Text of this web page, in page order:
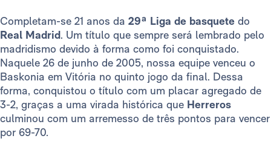
Completam-se 21 anos da 29ª Liga de basquete do
Real Madrid. Um título que sempre será lembrado pelo
madridismo devido à forma como foi conquistado.
Naquele 26 de junho de 2005, nossa equipe venceu o
Baskonia em Vitória no quinto jogo da final. Dessa
forma, conquistou o título com um placar agregado de
3-2, graças a uma virada histórica que Herreros
culminou com um arremesso de três pontos para vencer
por 69-70.